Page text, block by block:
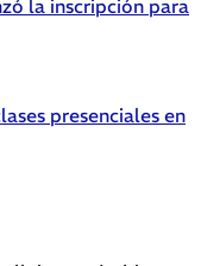
la inscripción para
presenciales en